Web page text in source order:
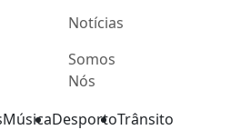
Notícias
Somos
Nós
MúsicaDesportoTrânsito